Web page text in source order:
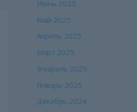
Июнь 2025
Май 2025
Апрель 2025
Март 2025
Февраль 2025
Январь 2025
Декабрь 2024